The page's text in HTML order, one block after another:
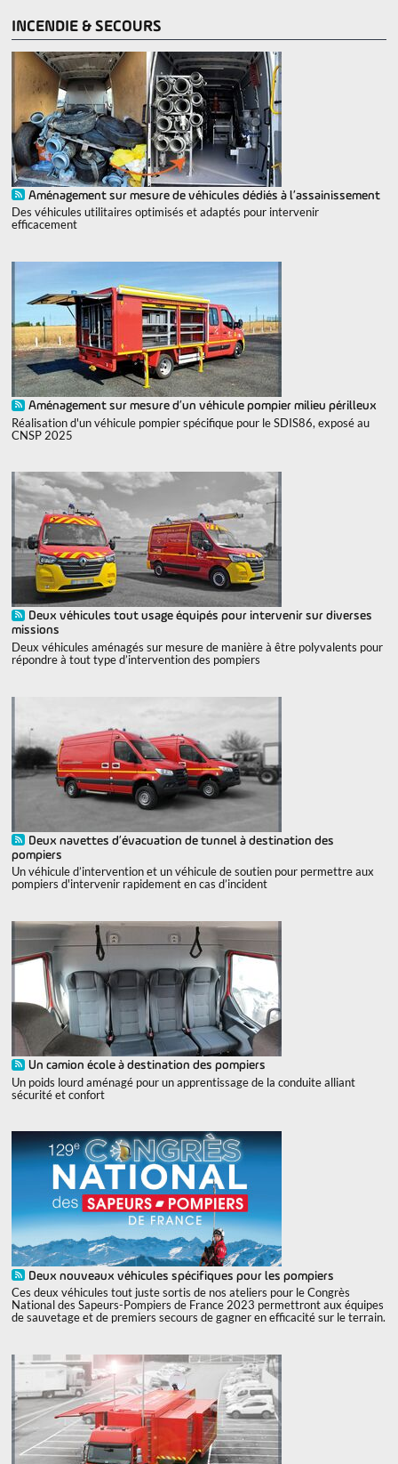
INCENDIE & SECOURS
Aménagement sur mesure de véhicules dédiés à l’assainissement
Des véhicules utilitaires optimisés et adaptés pour intervenir
efficacement
Aménagement sur mesure d’un véhicule pompier milieu périlleux
Réalisation d'un véhicule pompier spécifique pour le SDIS86, exposé au
CNSP 2025
Deux véhicules tout usage équipés pour intervenir sur diverses
missions
Deux véhicules aménagés sur mesure de manière à être polyvalents pour
répondre à tout type d’intervention des pompiers
Deux navettes d’évacuation de tunnel à destination des
pompiers
Un véhicule d’intervention et un véhicule de soutien pour permettre aux
pompiers d'intervenir rapidement en cas d’incident
Un camion école à destination des pompiers
Un poids lourd aménagé pour un apprentissage de la conduite alliant
sécurité et confort
Deux nouveaux véhicules spécifiques pour les pompiers
Ces deux véhicules tout juste sortis de nos ateliers pour le Congrès
National des Sapeurs-Pompiers de France 2023 permettront aux équipes
de sauvetage et de premiers secours de gagner en efficacité sur le terrain.